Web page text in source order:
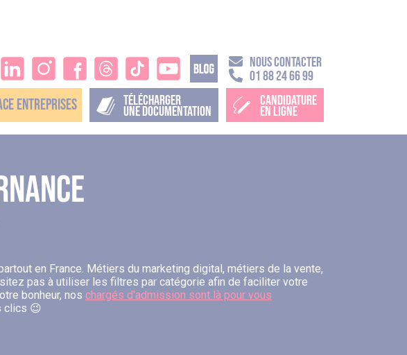
NOUS CONTACTER
01 88 24 66 99
ENTREPRISES TÉLÉCHARGER
UNE DOCUMENTATION
CANDIDATURE
EN LIGNE
en France. Métiers du marketing digital, métiers de la vente,
pas à utiliser les filtres par catégorie afin de faciliter votre
bonheur, nos chargés d'admission sont là pour vous
clics 😉